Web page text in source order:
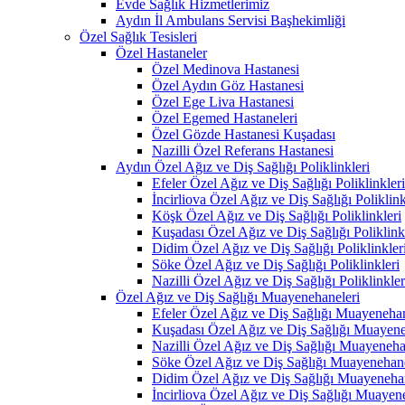
Evde Sağlık Hizmetlerimiz
Aydın İl Ambulans Servisi Başhekimliği
Özel Sağlık Tesisleri
Özel Hastaneler
Özel Medinova Hastanesi
Özel Aydın Göz Hastanesi
Özel Ege Liva Hastanesi
Özel Egemed Hastaneleri
Özel Gözde Hastanesi Kuşadası
Nazilli Özel Referans Hastanesi
Aydın Özel Ağız ve Diş Sağlığı Poliklinkleri
Efeler Özel Ağız ve Diş Sağlığı Poliklinkleri
İncirliova Özel Ağız ve Diş Sağlığı
Köşk Özel Ağız ve Diş Sağlığı Poliklinkleri
Kuşadası Özel Ağız ve Diş Sağlığı
Didim Özel Ağız ve Diş Sağlığı Poliklinkleri
Söke Özel Ağız ve Diş Sağlığı Poliklinkleri
Nazilli Özel Ağız ve Diş Sağlığı
Özel Ağız ve Diş Sağlığı Muayenehaneleri
Efeler Özel Ağız ve Diş Sağlığı
Kuşadası Özel Ağız ve Diş Sağlığı
Nazilli Özel Ağız ve Diş Sağlığı
Söke Özel Ağız ve Diş Sağlığı
Didim Özel Ağız ve Diş Sağlığı
İncirliova Özel Ağız ve Diş Sağlığı